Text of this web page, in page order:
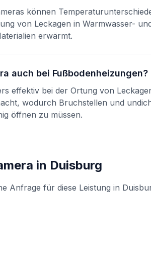
können
von Leckagen in Warmwasser-
erwärmt.
auch bei Fußbodenheizungen?
effektiv bei der Ortung von
wodurch Bruchstellen und
öffnen zu müssen.
in Duisburg
Anfrage für diese Leistung in